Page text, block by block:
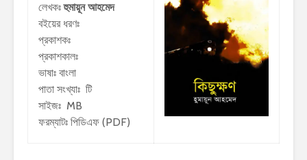
লেখকঃহুমায়ূন আহমেদ
বইয়ের ধরণঃ
প্রকাশকঃ
প্রকাশকালঃ
ভাষাঃ বাংলা
পাতা সংখ্যাঃ টি
সাইজঃ MB
ফরম্যাটঃ পিডিএফ (PDF)